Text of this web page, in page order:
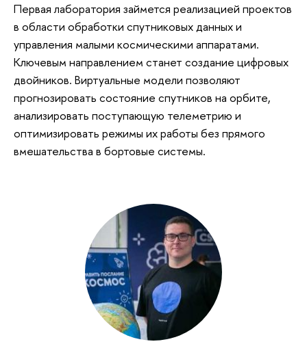
Первая лаборатория займется реализацией проектов
в области обработки спутниковых данных и
управления малыми космическими аппаратами.
Ключевым направлением станет создание цифровых
двойников. Виртуальные модели позволяют
прогнозировать состояние спутников на орбите,
анализировать поступающую телеметрию и
оптимизировать режимы их работы без прямого
вмешательства в бортовые системы.